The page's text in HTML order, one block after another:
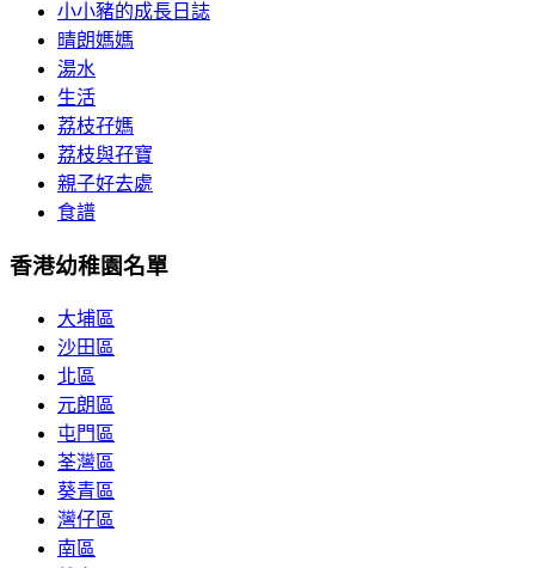
小小豬的成長日誌
晴朗媽媽
湯水
生活
荔枝孖媽
荔枝與孖寶
親子好去處
食譜
香港幼稚園名單
大埔區
沙田區
北區
元朗區
屯門區
荃灣區
葵青區
灣仔區
南區